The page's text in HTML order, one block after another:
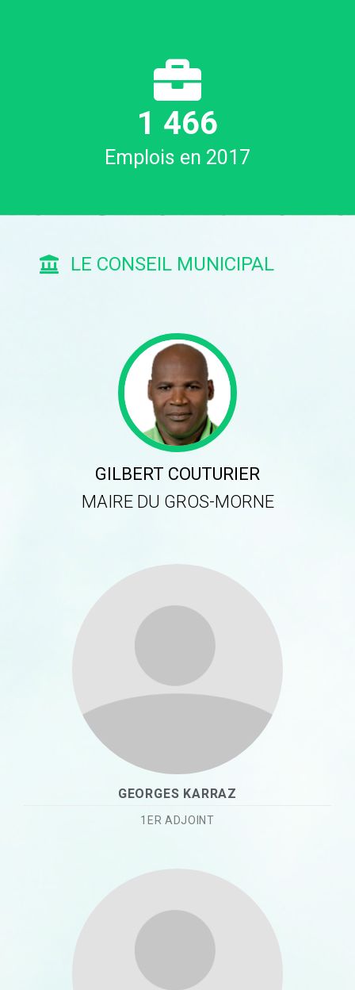
1 502
Emplois en 2017
LE CONSEIL MUNICIPAL
GILBERT COUTURIER
MAIRE DU GROS-MORNE
GEORGES KARRAZ
1ER ADJOINT